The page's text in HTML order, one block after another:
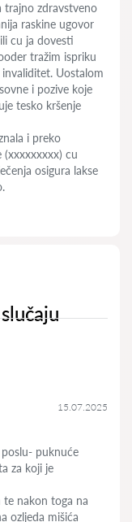
trajno zdravstveno
raskine ugovor
cu ja dovesti
tražim ispriku
Uostalom
i pozive koje
tesko kršenje
i preko
(xxxxxxxxx) cu
osigura lakse
15.07.2025
puknuće
za koji je
te nakon toga na
ozljeda mišića